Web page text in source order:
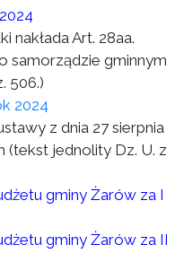
nakłada Art. 28aa.
samorządzie gminnym
506.)
2024
z dnia 27 sierpnia
(tekst jednolity Dz. U. z
gminy Żarów za I
gminy Żarów za II